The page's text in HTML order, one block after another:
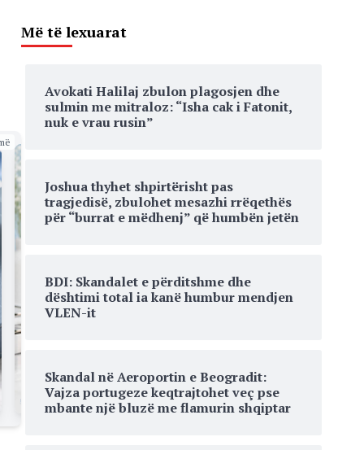
Më të lexuarat
Avokati Halilaj zbulon plagosjen dhe
sulmin me mitraloz: “Isha cak i Fatonit,
nuk e vrau rusin”
Joshua thyhet shpirtërisht pas
tragjedisë, zbulohet mesazhi rrëqethës
për “burrat e mëdhenj” që humbën jetën
BDI: Skandalet e përditshme dhe
dështimi total ia kanë humbur mendjen
VLEN-it
Skandal në Aeroportin e Beogradit:
Vajza portugeze keqtrajtohet veç pse
mbante një bluzë me flamurin shqiptar